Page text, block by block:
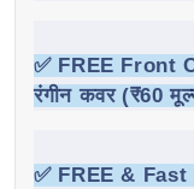
✅ FREE Front
रंगीन कवर (₹60
✅ FREE &